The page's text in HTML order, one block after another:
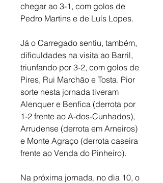
chegar ao 3-1, com golos de
Pedro Martins e de Luís Lopes.
Já o Carregado sentiu, também,
dificuldades na visita ao Barril,
triunfando por 3-2, com golos de
Pires, Rui Marchão e Tosta. Pior
sorte nesta jornada tiveram
Alenquer e Benfica (derrota por
1-2 frente ao A-dos-Cunhados),
Arrudense (derrota em Arneiros)
e Monte Agraço (derrota caseira
frente ao Venda do Pinheiro).
Na próxima jornada, no dia 10, o